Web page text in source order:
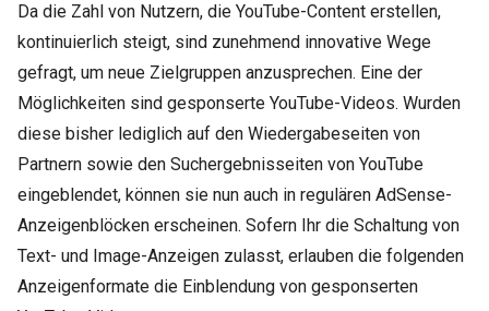
Da die Zahl von Nutzern, die YouTube-Content erstellen,
kontinuierlich steigt, sind zunehmend innovative Wege
gefragt, um neue Zielgruppen anzusprechen. Eine der
Möglichkeiten sind gesponserte YouTube-Videos. Wurden
diese bisher lediglich auf den Wiedergabeseiten von
Partnern sowie den Suchergebnisseiten von YouTube
eingeblendet, können sie nun auch in regulären AdSense-
Anzeigenblöcken erscheinen. Sofern Ihr die Schaltung von
Text- und Image-Anzeigen zulasst, erlauben die folgenden
Anzeigenformate die Einblendung von gesponserten